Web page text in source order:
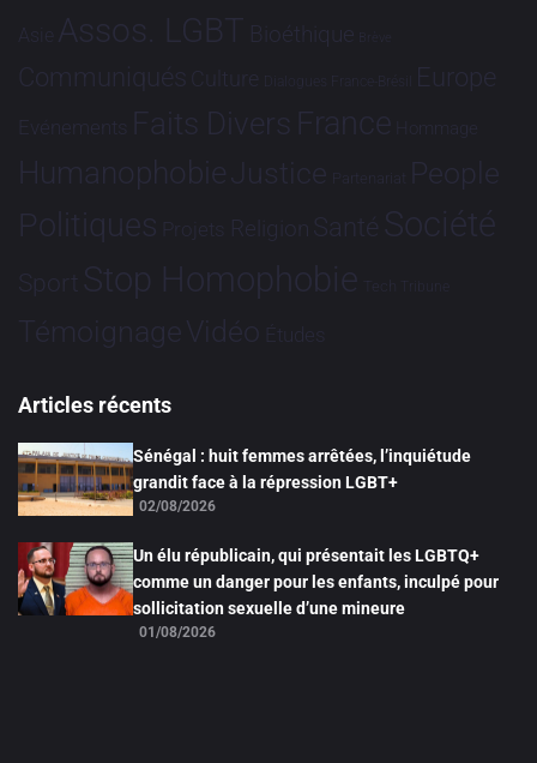
Asie Assos. LGBT Bioéthique Brève
Communiqués Culture Dialogues France-Brésil Europe
Evénements Faits Divers France Hommage
HumanophobieJustice Partenariat People
Politiques Projets Religion Santé Société
Sport Stop Homophobie Tech Tribune
TémoignageVidéo Études
Articles récents
Sénégal : huit femmes arrêtées, l’inquiétude
grandit face à la répression LGBT+
02/08/2026
Un élu républicain, qui présentait les LGBTQ+
comme un danger pour les enfants, inculpé pour
sollicitation sexuelle d’une mineure
01/08/2026